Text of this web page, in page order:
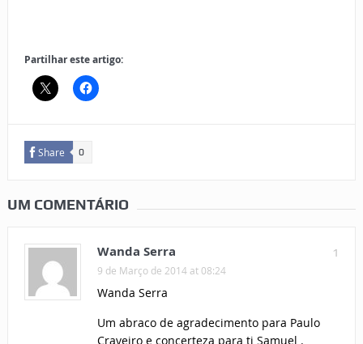
Partilhar este artigo:
Share 0
UM COMENTÁRIO
1
Wanda Serra
9 de Março de 2014 at 08:24
Wanda Serra
Um abraco de agradecimento para Paulo
Craveiro e concerteza para ti Samuel .